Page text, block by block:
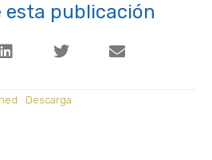
esta publicación
Descarga